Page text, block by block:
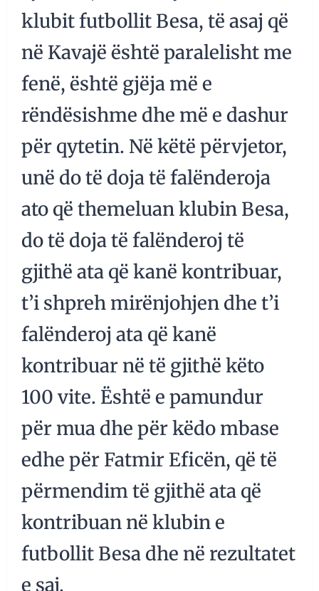
klubit futbollit Besa, të asaj që
në Kavajë është paralelisht me
fenë, është gjëja më e
rëndësishme dhe më e dashur
për qytetin. Në këtë përvjetor,
unë do të doja të falënderoja
ato që themeluan klubin Besa,
do të doja të falënderoj të
gjithë ata që kanë kontribuar,
t’i shpreh mirënjohjen dhe t’i
falënderoj ata që kanë
kontribuar në të gjithë këto
100 vite. Është e pamundur
për mua dhe për këdo mbase
edhe për Fatmir Eficën, që të
përmendim të gjithë ata që
kontribuan në klubin e
futbollit Besa dhe në rezultatet
e saj.